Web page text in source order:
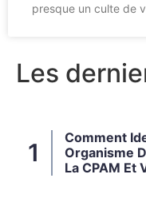
presque un culte de
Les
Comment
Organisme
La CPAM Et